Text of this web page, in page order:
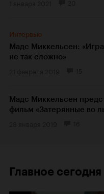
Интервью
Мадс Миккельсен:
не так сложно»
Мадс Миккельсен
фильм «Затерянные во
Главное сегодня